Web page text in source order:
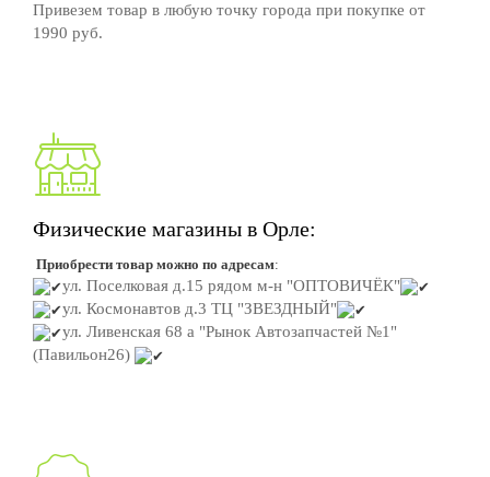
Привезем товар в любую точку города при покупке от
1990 руб.
Физические магазины в Орле:
Приобрести товар можно по адресам:
ул. Поселковая д.15 рядом м-н "ОПТОВИЧЁК"
ул. Космонавтов д.3 ТЦ "ЗВЕЗДНЫЙ"
ул. Ливенская 68 а "Рынок Автозапчастей №1"
(Павильон26)